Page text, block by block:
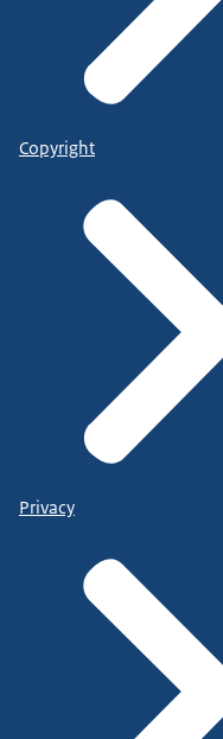
Copyright
Privacy